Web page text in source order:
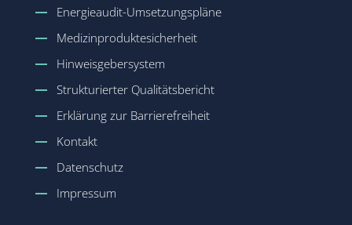
Energieaudit-Umsetzungspläne
Medizinproduktesicherheit
Hinweisgebersystem
Strukturierter Qualitätsbericht
Erklärung zur Barrierefreiheit
Kontakt
Datenschutz
Impressum